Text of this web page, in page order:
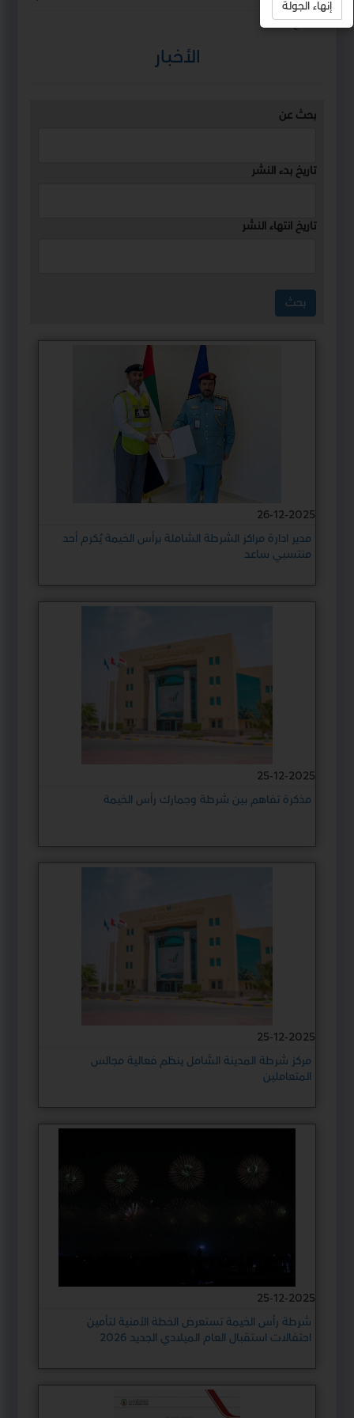
استمع
الأخبار
بحث عن
تاريخ بدء النشر
تاريخ انتهاء النشر
26-12-2025
مدير ادارة مراكز الشرطة الشاملة برأس الخيمة يُكرم أحد
منتسبي ساعد
25-12-2025
مذكرة تفاهم بين شرطة وجمارك رأس الخيمة
25-12-2025
مركز شرطة المدينة الشامل ينظم فعالية مجالس
المتعاملين
25-12-2025
شرطة رأس الخيمة تستعرض الخطة الأمنية لتأمين
احتفالات استقبال العام الميلادي الجديد 2026
إنهاء الجولة